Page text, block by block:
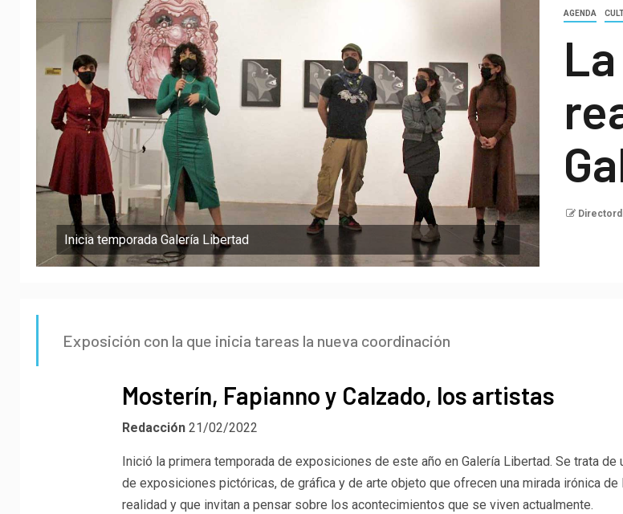
Inicia temporada Galería Libertad
AGENDA
Exposición con la que inicia tareas la nueva coordinación
Mosterín, Fapianno y Calzado, los artistas
Redacción21/02/2022
Inició la primera temporada de exposiciones de este año en Galería Libertad. Se trata de
de exposiciones pictóricas, de gráfica y de arte objeto que ofrecen una mirada irónica de
realidad y que invitan a pensar sobre los acontecimientos que se viven actualmente.